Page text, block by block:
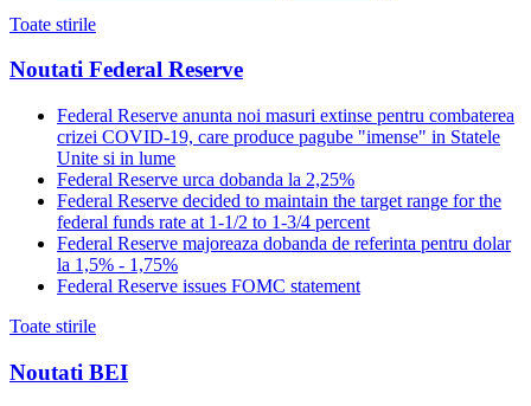
Toate stirile
Noutati Federal Reserve
Federal Reserve anunta noi masuri extinse pentru combaterea
crizei COVID-19, care produce pagube "imense" in Statele
Unite si in lume
Federal Reserve urca dobanda la 2,25%
Federal Reserve decided to maintain the target range for the
federal funds rate at 1-1/2 to 1-3/4 percent
Federal Reserve majoreaza dobanda de referinta pentru dolar
la 1,5% - 1,75%
Federal Reserve issues FOMC statement
Toate stirile
Noutati BEI